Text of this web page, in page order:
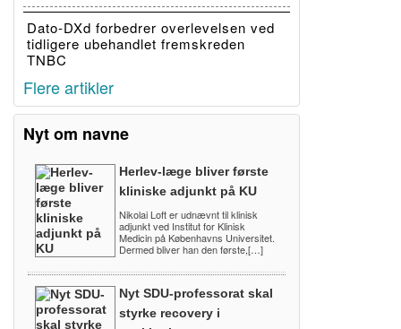
Dato-DXd forbedrer overlevelsen ved
tidligere ubehandlet fremskreden
TNBC
Flere artikler
Nyt om navne
Herlev-læge bliver første
kliniske adjunkt på KU
Nikolai Loft er udnævnt til klinisk
adjunkt ved Institut for Klinisk
Medicin på Københavns Universitet.
Dermed bliver han den første,[…]
Nyt SDU-professorat skal
styrke recovery i